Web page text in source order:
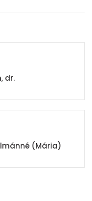
dr.
(Mária)